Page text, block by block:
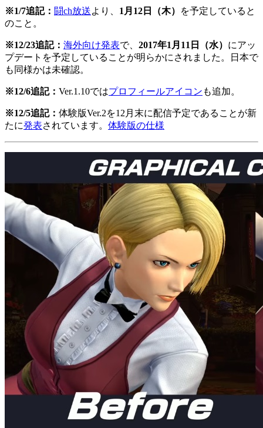
※1/7追記： 闘ch放送より、 1月12日（木）
を予定していると
のこと。
※12/23追記： 海外向け発表で、 2017年1月11日（水） にアッ
プデートを予定していることが明らかにされました。日本で
も同様かは未確認。
※12/6追記： Ver.1.10ではプロフィールアイコン も追加。
※12/5追記： 体験版Ver.2を12月末に配信予定であることが新
たに発表されています。 体験版の仕様